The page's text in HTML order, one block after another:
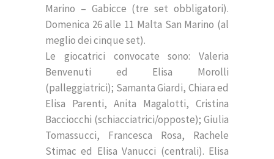
Marino – Gabicce (tre set obbligatori).
Domenica 26 alle 11 Malta San Marino (al
meglio dei cinque set).
Le giocatrici convocate sono: Valeria
Benvenuti ed Elisa Morolli
(palleggiatrici); Samanta Giardi, Chiara ed
Elisa Parenti, Anita Magalotti, Cristina
Bacciocchi (schiacciatrici/opposte); Giulia
Tomassucci, Francesca Rosa, Rachele
Stimac ed Elisa Vanucci (centrali). Elisa